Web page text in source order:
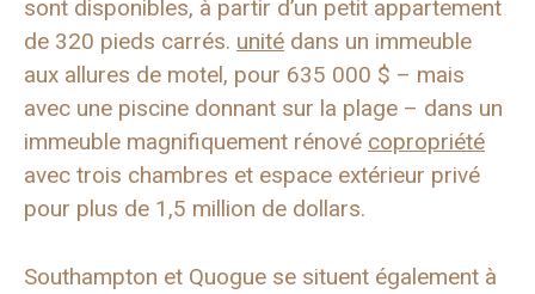
sont disponibles, à partir d’un petit appartement
de 320 pieds carrés. unité dans un immeuble
aux allures de motel, pour 635 000 $ – mais
avec une piscine donnant sur la plage – dans un
immeuble magnifiquement rénové copropriété
avec trois chambres et espace extérieur privé
pour plus de 1,5 million de dollars.
Southampton et Quogue se situent également à